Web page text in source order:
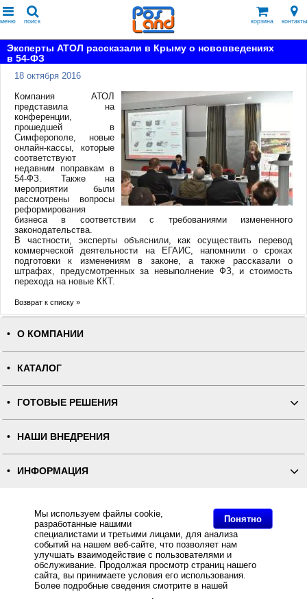
Понятно
Мы используем файлы cookie,
разработанные нашими
специалистами и третьими лицами, для анализа
событий на нашем веб-сайте, что позволяет нам
улучшать взаимодействие с пользователями и
обслуживание. Продолжая просмотр страниц нашего
сайта, вы принимаете условия его использования.
Более подробные сведения смотрите в нашей
.
меню поиск корзина контакты
Эксперты АТОЛ рассказали в Крыму о нововведениях
в 54-ФЗ
18 октября 2016
Компания АТОЛ
представила на
конференции,
прошедшей в
Симферополе, новые
онлайн-кассы, которые
соответствуют
недавним поправкам в
54-ФЗ. Также на
мероприятии были
рассмотрены вопросы
реформирования
бизнеса в соответствии с требованиями измененного
законодательства.
В частности, эксперты объяснили, как осуществить перевод
коммерческой деятельности на ЕГАИС, напомнили о сроках
подготовки к изменениям в законе, а также рассказали о
штрафах, предусмотренных за невыполнение ФЗ, и стоимость
перехода на новые ККТ.
Возврат к списку »
О КОМПАНИИ
КАТАЛОГ
ГОТОВЫЕ РЕШЕНИЯ
НАШИ ВНЕДРЕНИЯ
ИНФОРМАЦИЯ
ПОЛНАЯ ВЕРСИЯ
Интернет-магазин "ПОСЛЭНД" - торгового оборудования, оборудования для автоматизации общепита и
торговли, расходных материалов
Все права защищены, ООО "ПОСЛЭНД" © 2008-2026.
Политика конфиденциальности
Основное: Эксперты АТОЛ рассказали в Крыму о нововведениях в 54-ФЗ, Эксперты АТОЛ рассказали в